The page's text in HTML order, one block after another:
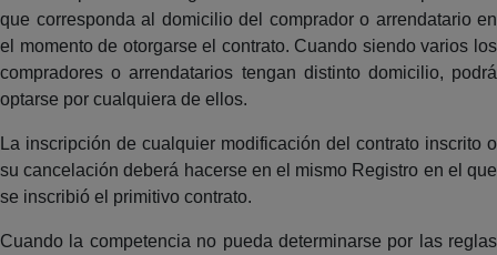
que corresponda al domicilio del comprador o arrendatario en
el momento de otorgarse el contrato. Cuando siendo varios los
compradores o arrendatarios tengan distinto domicilio, podrá
optarse por cualquiera de ellos.
La inscripción de cualquier modificación del contrato inscrito o
su cancelación deberá hacerse en el mismo Registro en el que
se inscribió el primitivo contrato.
Cuando la competencia no pueda determinarse por las reglas